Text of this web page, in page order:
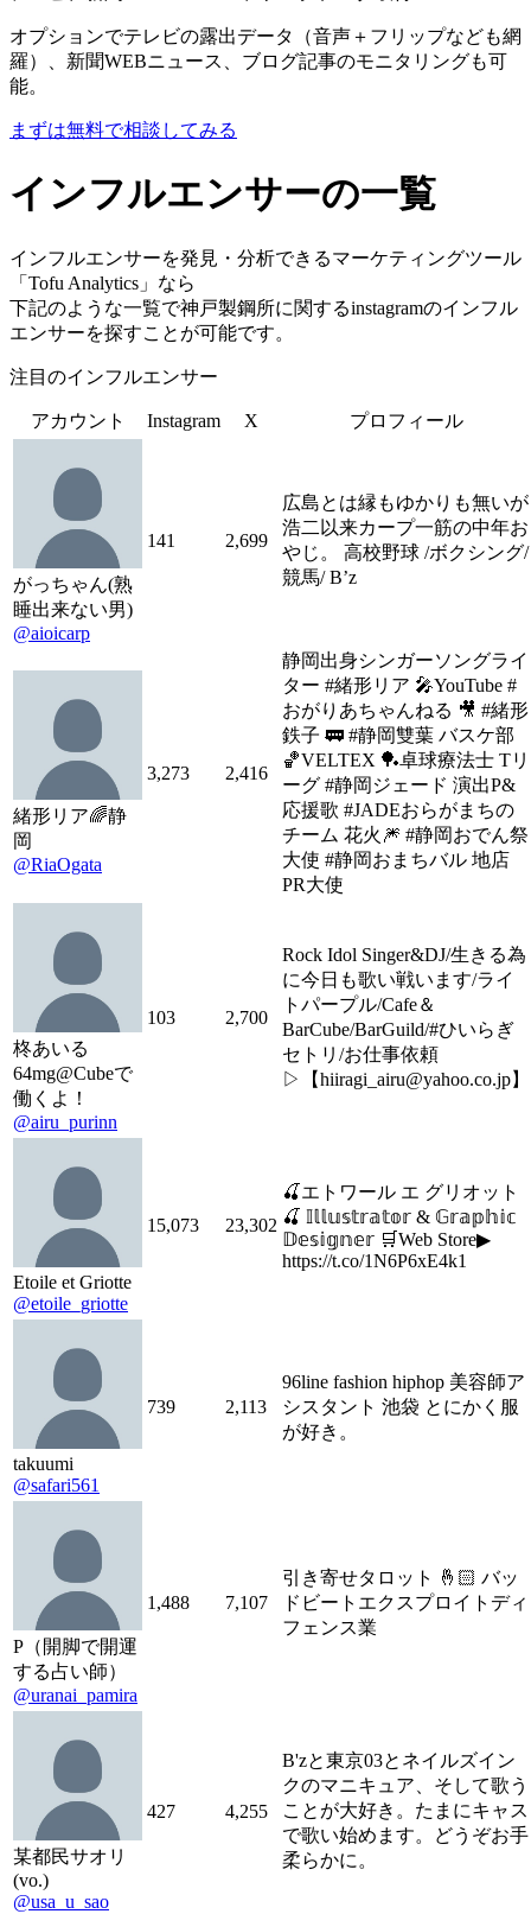
オプションでテレビの露出データ（音声＋フリップなども網
羅）、新聞WEBニュース、ブログ記事のモニタリングも可
能。
まずは無料で相談してみる
インフルエンサーの一覧
インフルエンサーを発見・分析できるマーケティングツール
「Tofu Analytics」なら
下記のような一覧で神戸製鋼所に関するinstagramのインフル
エンサーを探すことが可能です。
注目のインフルエンサー
アカウント Instagram X プロフィール
がっちゃん(熟
睡出来ない男)
@aioicarp
141 2,699
広島とは縁もゆかりも無いが
浩二以来カープ一筋の中年お
やじ。 高校野球 /ボクシング/
競馬/ B’z
緒形リア🌈静
岡
@RiaOgata
3,273 2,416
静岡出身シンガーソングライ
ター #緒形リア 🎤YouTube #
おがりあちゃんねる 🎥 #緒形
鉄子 🚃 #静岡雙葉 バスケ部
🏀VELTEX 🏓卓球療法士 Tリ
ーグ #静岡ジェード 演出P&
応援歌 #JADEおらがまちの
チーム 花火🎆 #静岡おでん祭
大使 #静岡おまちバル 地店
PR大使
柊あいる
64mg@Cubeで
働くよ！
@airu_purinn
103 2,700
Rock Idol Singer&DJ/生きる為
に今日も歌い戦います/ライ
トパープル/Cafe＆
BarCube/BarGuild/#ひいらぎ
セトリ/お仕事依頼
▷【hiiragi_airu@yahoo.co.jp】
Etoile et Griotte
@etoile_griotte
15,073 23,302
🍒エトワール エ グリオット
🍒 𝕀𝕝𝕝𝕦𝕤𝕥𝕣𝕒𝕥𝕠𝕣 & 𝔾𝕣𝕒𝕡𝕙𝕚𝕔
𝔻𝕖𝕤𝕚𝕘𝕟𝕖𝕣 🛒Web Store▶︎
https://t.co/1N6P6xE4k1
takuumi
@safari561
739 2,113
96line fashion hiphop 美容師ア
シスタント 池袋 とにかく服
が好き。
P（開脚で開運
する占い師）
@uranai_pamira
1,488 7,107
引き寄せタロット 🤞🏻 バッ
ドビートエクスプロイトディ
フェンス業
某都民サオリ
(vo.)
@usa_u_sao
427 4,255
B'zと東京03とネイルズイン
クのマニキュア、そして歌う
ことが大好き。たまにキャス
で歌い始めます。どうぞお手
柔らかに。